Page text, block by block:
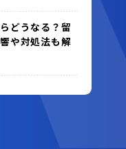
どうなる？留
や対処法も解